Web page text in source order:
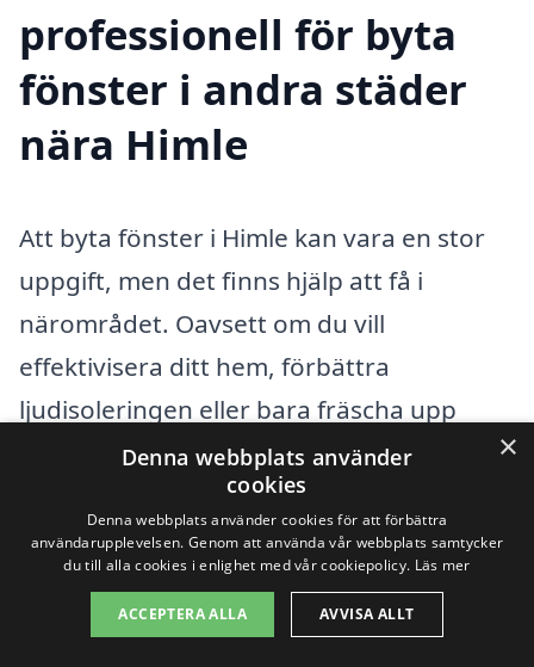
professionell för byta
fönster i andra städer
nära Himle
Att byta fönster i Himle kan vara en stor
uppgift, men det finns hjälp att få i
närområdet. Oavsett om du vill
effektivisera ditt hem, förbättra
ljudisoleringen eller bara fräscha upp
utseendet, kan det vara en bra idé att
söka sig till proffs. Det finns flera företag i
städer omkring Himle som specialiserar
sig på fönsterbyte. Genom att använda en
plattform som xn--byta-fnster-pris-rwb.se
×
Denna webbplats använder
cookies
Denna webbplats använder cookies för att förbättra
användarupplevelsen. Genom att använda vår webbplats samtycker
du till alla cookies i enlighet med vår cookiepolicy. Läs mer
ACCEPTERA ALLA AVVISA ALLT